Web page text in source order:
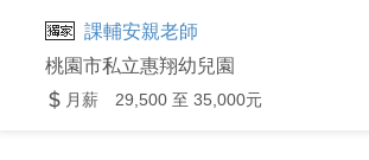
課輔安親老師
桃園市私立惠翔幼兒園
月薪 29,500 至 35,000元